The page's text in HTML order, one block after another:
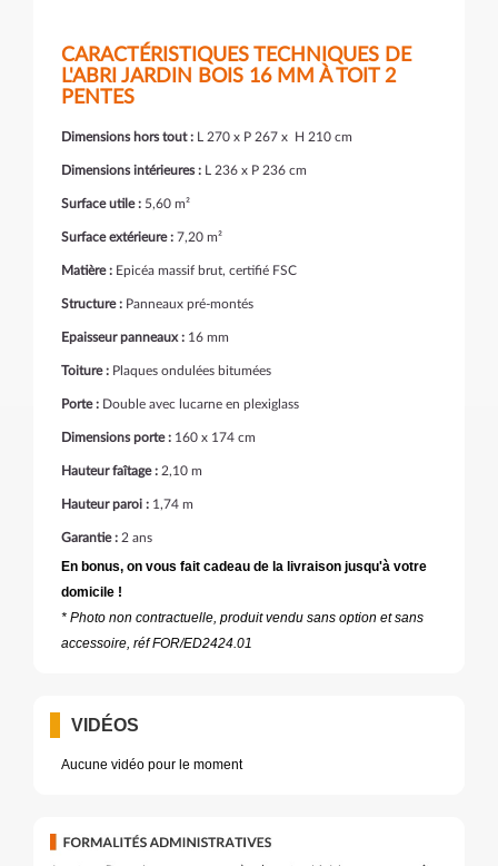
CARACTÉRISTIQUES TECHNIQUES DE
L'ABRI JARDIN BOIS 16 MM À TOIT 2
PENTES
Dimensions hors tout : L 270 x P 267 x H 210 cm
Dimensions intérieures : L 236 x P 236 cm
Surface utile : 5,60 m²
Surface extérieure : 7,20 m²
Matière : Epicéa massif brut, certifié FSC
Structure : Panneaux pré-montés
Epaisseur panneaux : 16 mm
Toiture : Plaques ondulées bitumées
Porte : Double avec lucarne en plexiglass
Dimensions porte : 160 x 174 cm
Hauteur faîtage : 2,10 m
Hauteur paroi : 1,74 m
Garantie : 2 ans
En bonus, on vous fait cadeau de la livraison jusqu'à votre
domicile !
* Photo non contractuelle, produit vendu sans option et sans
accessoire, réf FOR/ED2424.01
VIDÉOS
Aucune vidéo pour le moment